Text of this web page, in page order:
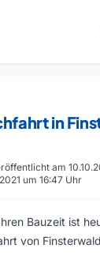
in
am
um 16:47 Uhr
Bauzeit ist
von